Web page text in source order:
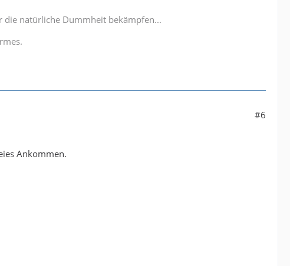
natürliche Dummheit bekämpfen...
#6
Ankommen.